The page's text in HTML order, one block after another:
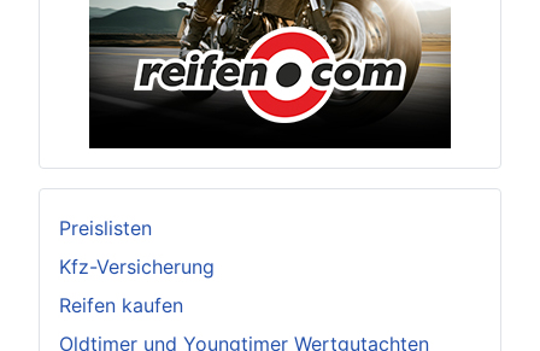
Preislisten
Kfz-Versicherung
Reifen kaufen
Oldtimer und Youngtimer Wertgutachten